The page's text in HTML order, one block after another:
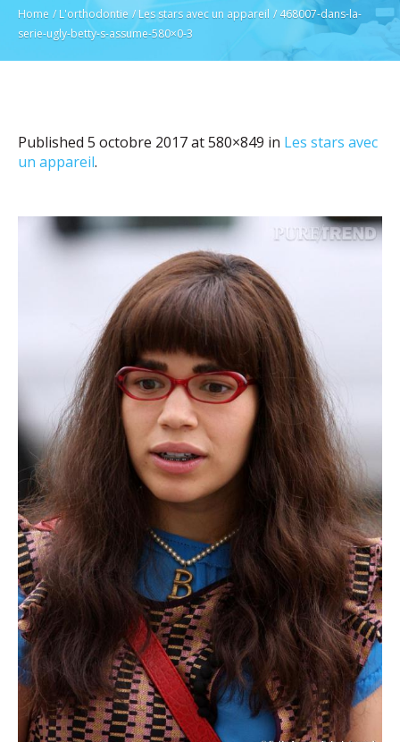
Home / L'orthodontie /Les stars avec un appareil / 468007-dans-la-
serie-ugly-betty-s-assume-580×0-3
Published 5 octobre 2017at 580×849 in Les stars avec
un appareil.